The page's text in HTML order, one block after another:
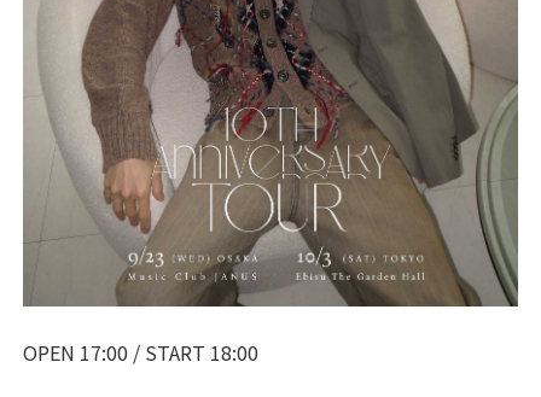
OPEN 17:00 / START 18:00